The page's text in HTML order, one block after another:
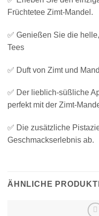
Früchtetee Zimt-Mandel.
✅ Genießen Sie die
Tees
✅ Duft von Zimt und
✅ Der lieblich-süßliche
perfekt mit der Zimt-
✅ Die zusätzliche
Geschmackserlebnis ab.
ÄHNLICHE